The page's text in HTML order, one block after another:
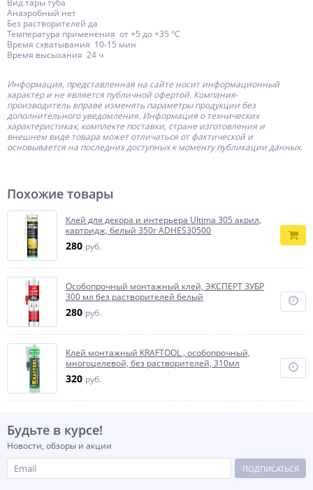
Вид тары туба
Анаэробный нет
Без растворителей да
Температура применения от +5 до +35 °С
Время схватывания 10-15 мин
Время высыхания 24 ч
Информация, представленная на сайте носит информационный
характер и не является публичной офертой. Компания-
производитель вправе изменять параметры продукции без
дополнительного уведомления. Информация о технических
характеристиках, комплекте поставки, стране изготовления и
внешнем виде товара может отличаться от фактической и
основывается на последних доступных к моменту публикации данных.
Похожие товары
Клей для декора и интерьера Ultima 305 акрил,
картридж, белый 350г ADHES30500
280 руб.
Особопрочный монтажный клей, ЭКСПЕРТ ЗУБР
300 мл без растворителей белый
280 руб.
Клей монтажный KRAFTOOL , особопрочный,
многоцелевой, без растворителей, 310мл
320 руб.
Будьте в курсе!
Новости, обзоры и акции
ПОДПИСАТЬСЯ